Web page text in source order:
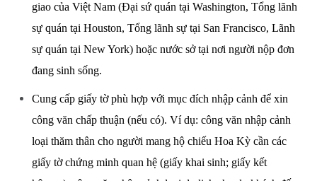
giao của Việt Nam (Đại sứ quán tại Washington, Tổng lãnh
sự quán tại Houston, Tổng lãnh sự tại San Francisco, Lãnh
sự quán tại New York) hoặc nước sở tại nơi người nộp đơn
đang sinh sống.
Cung cấp giấy tờ phù hợp với mục đích nhập cảnh để xin
công văn chấp thuận (nếu có). Ví dụ: công văn nhập cảnh
loại thăm thân cho người mang hộ chiếu Hoa Kỳ cần các
giấy tờ chứng minh quan hệ (giấy khai sinh; giấy kết